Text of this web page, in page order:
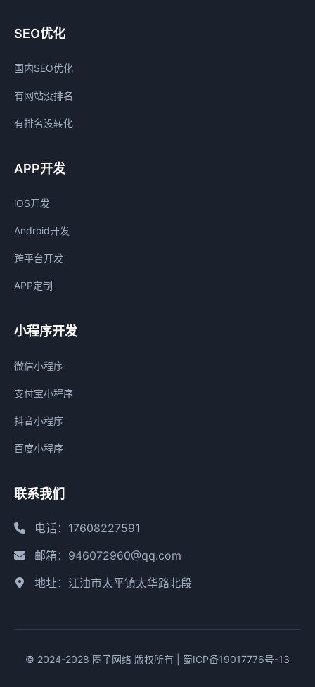
SEO优化
国内SEO优化
有网站没排名
有排名没转化
APP开发
iOS开发
Android开发
跨平台开发
APP定制
小程序开发
微信小程序
支付宝小程序
抖音小程序
百度小程序
联系我们
电话：17608227591
邮箱：946072960@qq.com
地址：江油市太平镇太华路北段
© 2024-2028 圈子网络 版权所有 | 蜀ICP备19017776号-13